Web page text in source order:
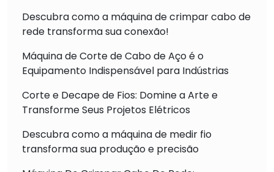
Descubra como a máquina de crimpar cabo de
rede transforma sua conexão!
Máquina de Corte de Cabo de Aço é o
Equipamento Indispensável para Indústrias
Corte e Decape de Fios: Domine a Arte e
Transforme Seus Projetos Elétricos
Descubra como a máquina de medir fio
transforma sua produção e precisão